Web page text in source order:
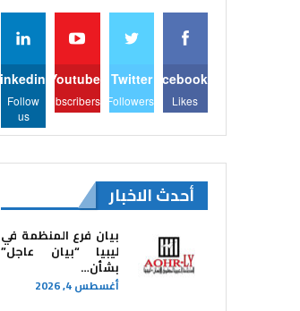
Facebook
Likes
Twitter
Followers
Youtube
Subscribers
Linkedin
Follow
us
أحدث الاخبار
بيان فرع المنظمة في
ليبيا “بيان عاجل”
بشأن…
أغسطس 4, 2026